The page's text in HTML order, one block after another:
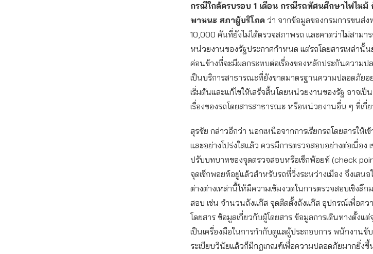
กรณีใกล้ครบรอบ 1 เดือน กรณีรถทัศนศึกษาไฟไห
พาหนะ สภาผู้บริโภค ว่า จากข้อมูลของกรมการขนส่ง
10,000 คันที่ยังไม่ได้ตรวจสภาพรถ และคาดว่าไม่สามา
หน่วยงานของรัฐประกาศกําหนด แต่รถโดยสารเหล่านั้
ค่อนข้างที่จะมีผลกระทบต่อเรื่องของหลักประกันความป
เป็นบริการสาธารณะที่ยังขาดมาตรฐานความปลอดภัยอ
เริ่มต้นและแก้ไขให้เสร็จสิ้นโดยหน่วยงานของรัฐ อาจเ
เรื่องของรถโดยสารสาธารณะ หรือหน่วยงานอื่น ๆ ที่เกี่
สุรชัย กล่าวอีกว่า นอกเหนือจากการเรียกรถโดยสารให้
และอย่างโปร่งใสแล้ว ควรมีการตรวจสอบอย่างต่อเนื่อ
ปรับบทบาทของจุดตรวจสอบหรือเช็กพ้อยท์ (check
จุดเช็กพอยท์อยู่แล้วสําหรับรถที่วิ่งระหว่างเมือง จึงเสน
ต่างต่างเหล่านี้ให้มีความเข้มงวดในการตรวจสอบเชิงลึ
สอบ เช่น จํานวนถังแก๊ส จุดติดตั้งถังแก๊ส อุปกรณ์เพื่อค
โดยสาร ข้อมูลเกี่ยวกับผู้โดยสาร ข้อมูลการเดินทางตั้งแ
เป็นเครื่องมือในการกํากับดูแลผู้ประกอบการ พนักงาน
ระเบียบวินัยแล้วก็มีกฎเกณฑ์เพื่อความปลอดภัยมากยิ่งขึ้